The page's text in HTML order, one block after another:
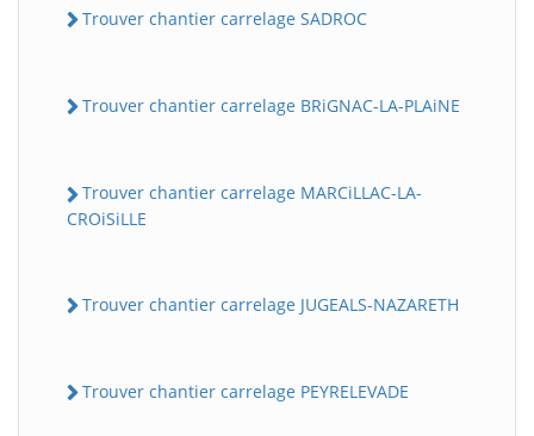
Trouver chantier carrelage SADROC
Trouver chantier carrelage BRiGNAC-LA-PLAiNE
Trouver chantier carrelage MARCiLLAC-LA-
CROiSiLLE
Trouver chantier carrelage JUGEALS-NAZARETH
Trouver chantier carrelage PEYRELEVADE